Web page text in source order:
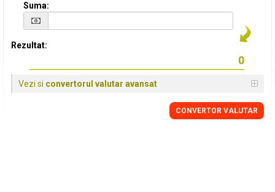
Suma:
Rezultat:
Vezi si convertorul valutar avansat
CONVERTOR VALUTAR